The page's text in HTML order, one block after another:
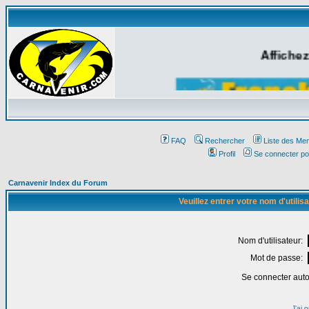
FAQ Rechercher
Liste des
Profil
Se connecter
Carnavenir Index du Forum
Veuillez entrer votre nom
Nom d'utilisateur:
Mot de passe:
Se connecter